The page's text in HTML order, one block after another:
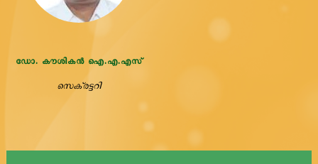
ഡോ. കൗശികൻ ഐ.എ.എസ്
സെക്രട്ടറി